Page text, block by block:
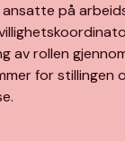
ansatte på
av rollen
for stillingen